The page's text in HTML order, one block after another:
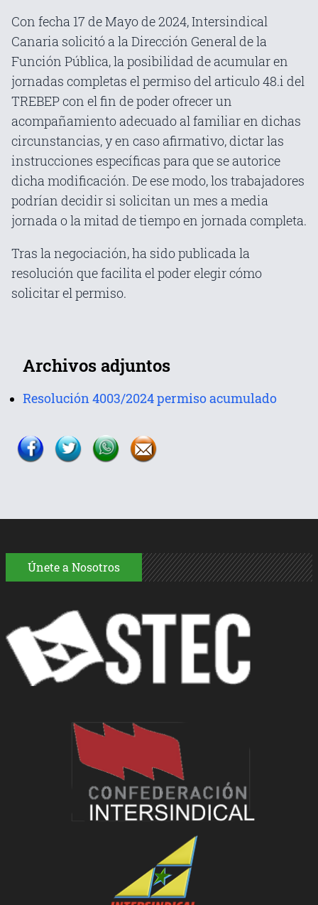
Con fecha 17 de Mayo de 2024, Intersindical
Canaria solicitó a la Dirección General de la
Función Pública, la posibilidad de acumular en
jornadas completas el permiso del articulo 48.i del
TREBEP con el fin de poder ofrecer un
acompañamiento adecuado al familiar en dichas
circunstancias, y en caso afirmativo, dictar las
instrucciones específicas para que se autorice
dicha modificación. De ese modo, los trabajadores
podrían decidir si solicitan un mes a media
jornada o la mitad de tiempo en jornada completa.
Tras la negociación, ha sido publicada la
resolución que facilita el poder elegir cómo
solicitar el permiso.
Archivos adjuntos
Resolución 4003/2024 permiso acumulado
Únete a Nosotros